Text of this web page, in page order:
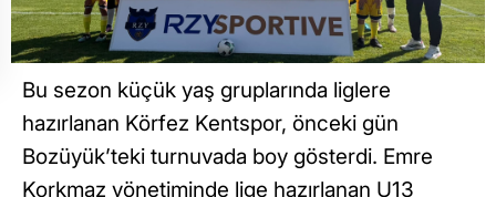
Bu sezon küçük yaş gruplarında liglere
hazırlanan Körfez Kentspor, önceki gün
Bozüyük’teki turnuvada boy gösterdi. Emre
Korkmaz yönetiminde lige hazırlanan U13